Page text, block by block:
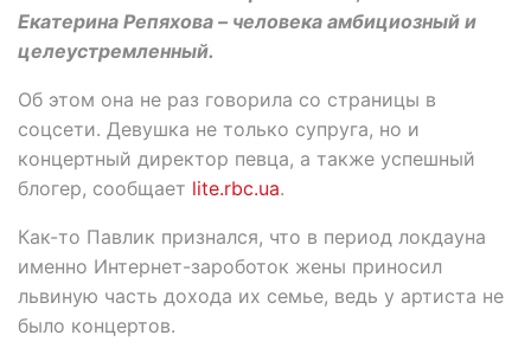
Екатерина Репяхова – человека амбициозный и
целеустремленный.
Об этом она не раз говорила со страницы в
соцсети. Девушка не только супруга, но и
концертный директор певца, а также успешный
блогер, сообщает lite.rbc.ua.
Как-то Павлик признался, что в период локдауна
именно Интернет-зароботок жены приносил
львиную часть дохода их семье, ведь у артиста не
было концертов.